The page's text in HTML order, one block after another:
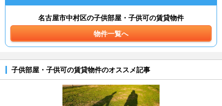
名古屋市中村区の子供部屋・子供可の賃貸物件
物件一覧へ
子供部屋・子供可の賃貸物件のオススメ記事